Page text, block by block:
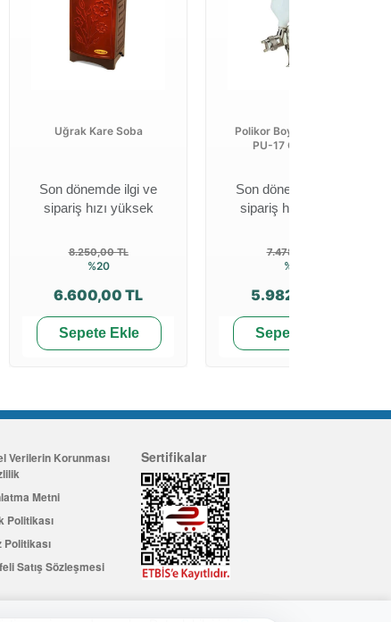
Uğrak Kare Soba
Son dönemde ilgi ve
sipariş hızı yüksek
8.250,00 TL
%20
6.600,00 TL
Sepete Ekle
Polikor Boya Tabancası
PU-17 G 1,4 mm
Son dönemde ilgi ve
sipariş hızı yüksek
7.478,34 TL
%20
5.982,48 TL
Sepete Ekle
Verilerin Korunması
Metni
Politikası
Politikası
Satış Sözleşmesi
Sertifikalar